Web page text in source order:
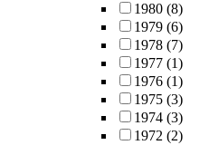
1980 (8)
1979 (6)
1978 (7)
1977 (1)
1976 (1)
1975 (3)
1974 (3)
1972 (2)